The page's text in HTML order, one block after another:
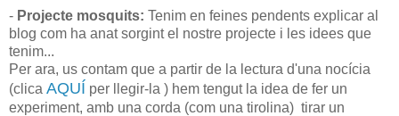
- Projecte mosquits: Tenim en feines pendents explicar al
blog com ha anat sorgint el nostre projecte i les idees que
tenim...
Per ara, us contam que a partir de la lectura d'una nocícia
(clica AQUÍ per llegir-la ) hem tengut la idea de fer un
experiment, amb una corda (com una tirolina) tirar un